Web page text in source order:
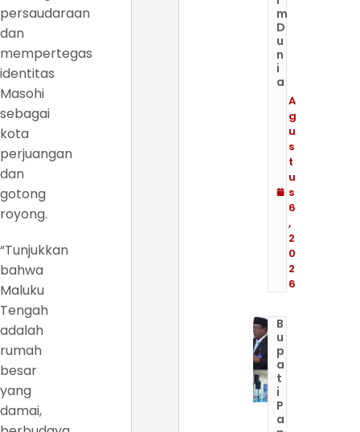
persaudaraan
dan
mempertegas
identitas
Masohi
sebagai
kota
perjuangan
dan
gotong
royong.
“Tunjukkan
bahwa
Maluku
Tengah
adalah
rumah
besar
yang
damai,
m
D
u
n
i
a
A
g
u
s
t
u
s
6
,
2
0
2
6
B
u
p
a
t
i
P
a